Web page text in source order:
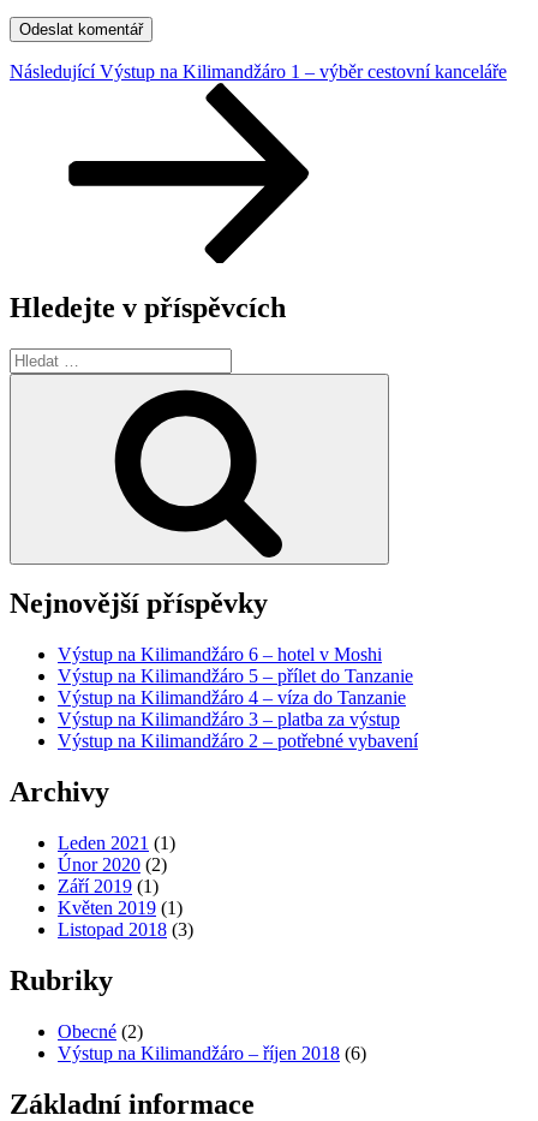
Navigace
Následující
Následující Výstup na Kilimandžáro 1 – výběr cestovní kanceláře
Hledejte v příspěvcích
Hledat:
Nejnovější příspěvky
Výstup na Kilimandžáro 6 – hotel v Moshi
Výstup na Kilimandžáro 5 – přílet do Tanzanie
Výstup na Kilimandžáro 4 – víza do Tanzanie
Výstup na Kilimandžáro 3 – platba za výstup
Výstup na Kilimandžáro 2 – potřebné vybavení
Archivy
Leden 2021 (1)
Únor 2020 (2)
Září 2019 (1)
Květen 2019 (1)
Listopad 2018 (3)
Rubriky
Obecné (2)
Výstup na Kilimandžáro – říjen 2018 (6)
Základní informace